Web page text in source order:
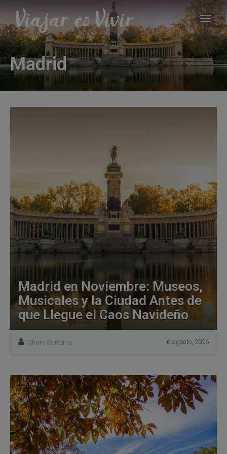
Madrid
Madrid en Noviembre: Museos,
Musicales y la Ciudad Antes de
que Llegue el Caos Navideño
Charo Santana 6 agosto, 2026